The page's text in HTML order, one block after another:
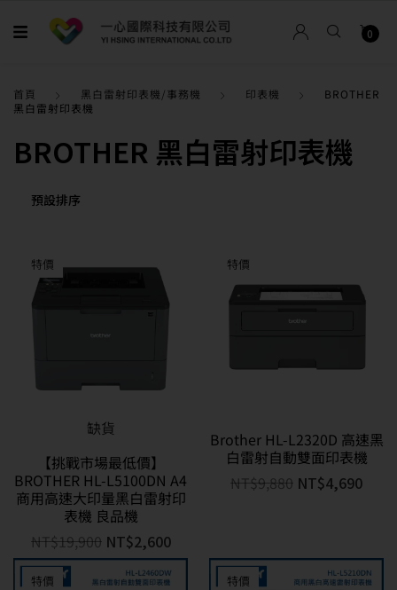
0
首頁 黑白雷射印表機/事務機 印表機
BROTHER
黑白雷射印表機
BROTHER 黑白雷射印表機
特價
缺貨
【挑戰市場最低價】
BROTHER HL-L5100DN A4
商用高速大印量黑白雷射印
表機 良品機
NT$19,900 NT$2,600
特價
Brother HL-L2320D 高速黑
白雷射自動雙面印表機
NT$9,880 NT$4,690
特價 特價